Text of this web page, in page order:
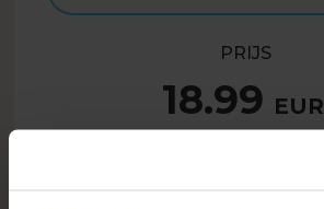
PRIJS
18.99 EUR